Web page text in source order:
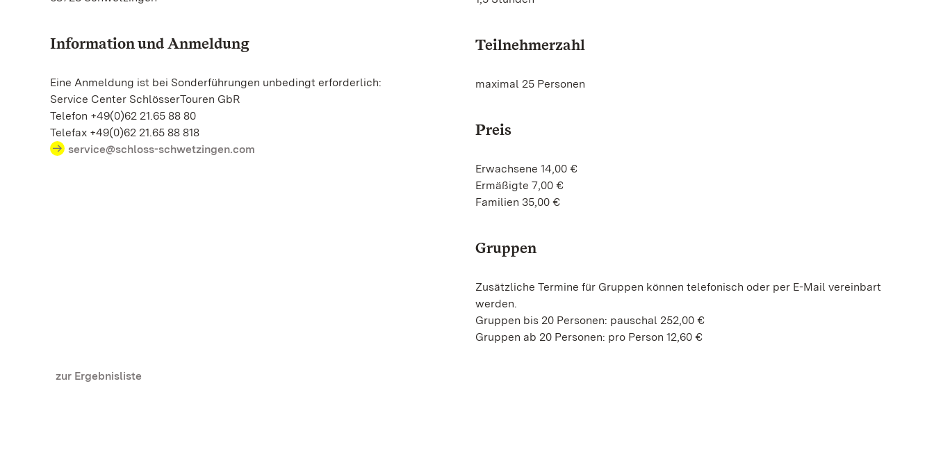
Information und Anmeldung
Eine Anmeldung ist bei Sonderführungen unbedingt erforderlich:
Service Center SchlösserTouren GbR
Telefon +49(0)62 21.65 88 80
Telefax +49(0)62 21.65 88 818
service@schloss-schwetzingen.com
Teilnehmerzahl
maximal 25 Personen
Preis
Erwachsene 14,00 €
Ermäßigte 7,00 €
Familien 35,00 €
Gruppen
Zusätzliche Termine für Gruppen können telefonisch oder per E-Mail vereinbart
werden.
Gruppen bis 20 Personen: pauschal 252,00 €
Gruppen ab 20 Personen: pro Person 12,60 €
zur Ergebnisliste